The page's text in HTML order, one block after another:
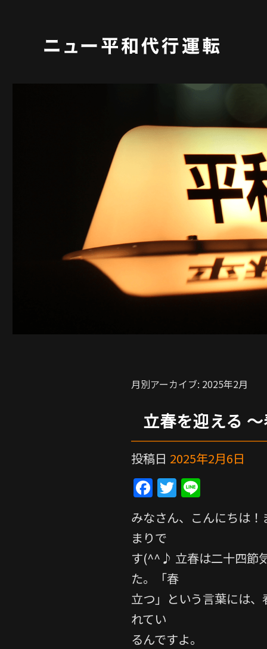
月別アーカイブ: 2025年2月
立春を迎える
投稿日 2025年2月6日
F
a
c
e
b
o
o
k
T
itt
er
n
e
みなさん、こんにちは
まりで
す(^^♪ 立春は二十四節
た。「春
立つ」という言葉には
れてい
るんですよ。